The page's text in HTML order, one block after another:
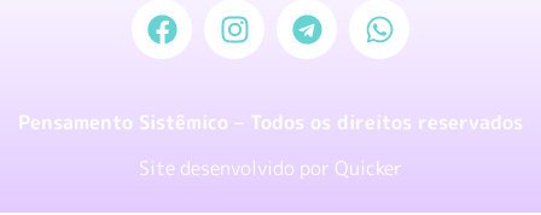
Pensamento Sistêmico – Todos os direitos reservados
Site desenvolvido por Quicker